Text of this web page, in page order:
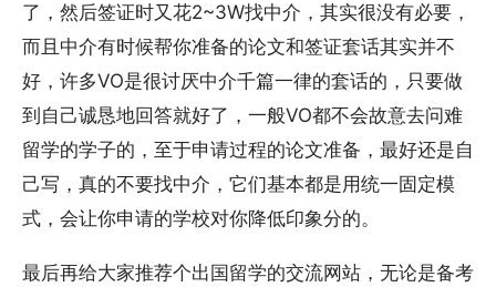
了，然后签证时又花2~3W找中介，其实很没有必要，
而且中介有时候帮你准备的论文和签证套话其实并不
好，许多VO是很讨厌中介千篇一律的套话的，只要做
到自己诚恳地回答就好了，一般VO都不会故意去问难
留学的学子的，至于申请过程的论文准备，最好还是自
己写，真的不要找中介，它们基本都是用统一固定模
式，会让你申请的学校对你降低印象分的。
最后再给大家推荐个出国留学的交流网站，无论是备考